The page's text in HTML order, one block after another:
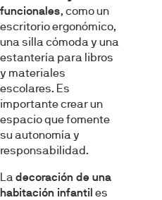
funcionales, como un
escritorio ergonómico,
una silla cómoda y una
estantería para libros
y materiales
escolares. Es
importante crear un
espacio que fomente
su autonomía y
responsabilidad.
La decoración de una
habitación infantil es